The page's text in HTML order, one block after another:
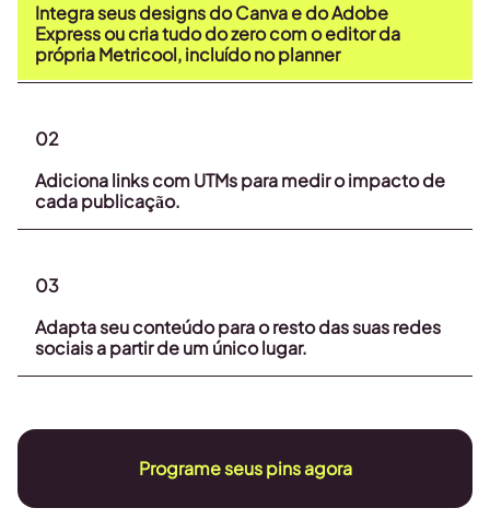
Integra seus designs do Canva e do Adobe
Express ou cria tudo do zero com o editor da
própria Metricool, incluído no planner
02
Adiciona links com UTMs para medir o impacto de
cada publicação.
03
Adapta seu conteúdo para o resto das suas redes
sociais a partir de um único lugar.
Programe seus pins agora